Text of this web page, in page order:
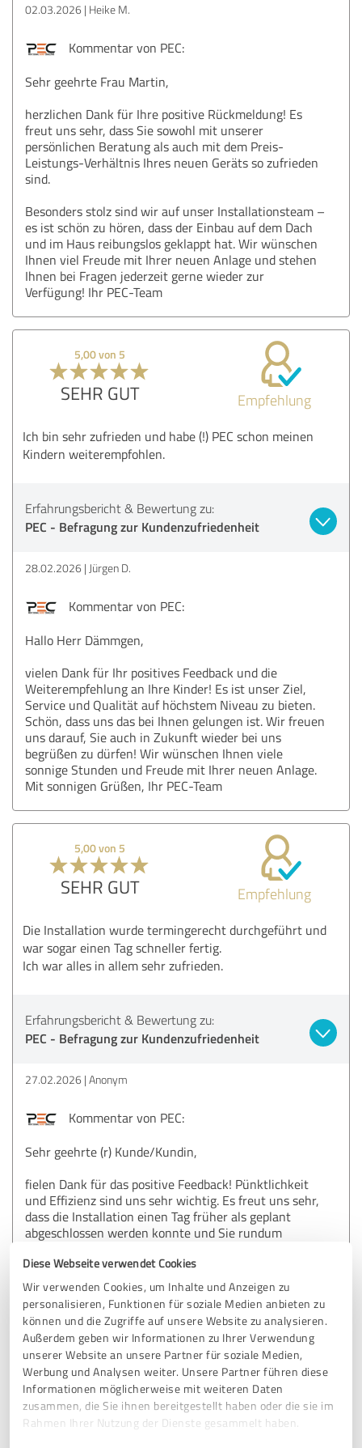
Diese Webseite verwendet Cookies
Wir verwenden Cookies, um Inhalte und Anzeigen zu
personalisieren, Funktionen für soziale Medien anbieten zu
können und die Zugriffe auf unsere Website zu analysieren.
Außerdem geben wir Informationen zu Ihrer Verwendung
unserer Website an unsere Partner für soziale Medien,
Werbung und Analysen weiter. Unsere Partner führen diese
Informationen möglicherweise mit weiteren Daten
zusammen, die Sie ihnen bereitgestellt haben oder die sie im
Rahmen Ihrer Nutzung der Dienste gesammelt haben.
02.03.2026 Heike M.
Kommentar von PEC:
Sehr geehrte Frau Martin,
herzlichen Dank für Ihre positive Rückmeldung! Es
freut uns sehr, dass Sie sowohl mit unserer
persönlichen Beratung als auch mit dem Preis-
Leistungs-Verhältnis Ihres neuen Geräts so zufrieden
sind.
Besonders stolz sind wir auf unser Installationsteam –
es ist schön zu hören, dass der Einbau auf dem Dach
und im Haus reibungslos geklappt hat. Wir wünschen
Ihnen viel Freude mit Ihrer neuen Anlage und stehen
Ihnen bei Fragen jederzeit gerne wieder zur
Verfügung! Ihr PEC-Team
5,00 von 5
SEHR GUT Empfehlung
Ich bin sehr zufrieden und habe (!) PEC schon meinen
Kindern weiterempfohlen.
Erfahrungsbericht & Bewertung zu:
PEC - Befragung zur Kundenzufriedenheit
28.02.2026 Jürgen D.
Kommentar von PEC:
Hallo Herr Dämmgen,
vielen Dank für Ihr positives Feedback und die
Weiterempfehlung an Ihre Kinder! Es ist unser Ziel,
Service und Qualität auf höchstem Niveau zu bieten.
Schön, dass uns das bei Ihnen gelungen ist. Wir freuen
uns darauf, Sie auch in Zukunft wieder bei uns
begrüßen zu dürfen! Wir wünschen Ihnen viele
sonnige Stunden und Freude mit Ihrer neuen Anlage.
Mit sonnigen Grüßen, Ihr PEC-Team
5,00 von 5
SEHR GUT Empfehlung
Die Installation wurde termingerecht durchgeführt und
war sogar einen Tag schneller fertig.
Ich war alles in allem sehr zufrieden.
Erfahrungsbericht & Bewertung zu:
PEC - Befragung zur Kundenzufriedenheit
27.02.2026 Anonym
Kommentar von PEC:
Sehr geehrte (r) Kunde/Kundin,
fielen Dank für das positive Feedback! Pünktlichkeit
und Effizienz sind uns sehr wichtig. Es freut uns sehr,
dass die Installation einen Tag früher als geplant
abgeschlossen werden konnte und Sie rundum
Montageteam weiter. Wir wünschen Ihnen viel Freude
mit Ihrer neuen Anlage und wünschen Ihnen viele
sonnige Stunden! Mit freundlichen Grüßen, Ihr PEC-
Team
2,39 von 5
AUSREICHEND